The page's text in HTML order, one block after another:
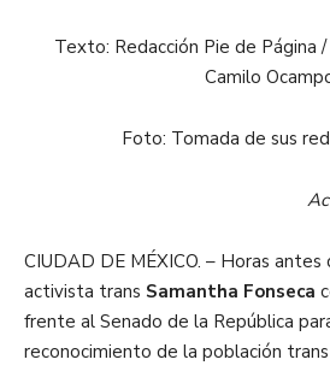
Texto: Redacción Pie de Página
Camilo
Foto: Tomada de sus
CIUDAD DE MÉXICO. – Horas antes
activista trans Samantha Fonseca
frente al Senado de la República
reconocimiento de la población